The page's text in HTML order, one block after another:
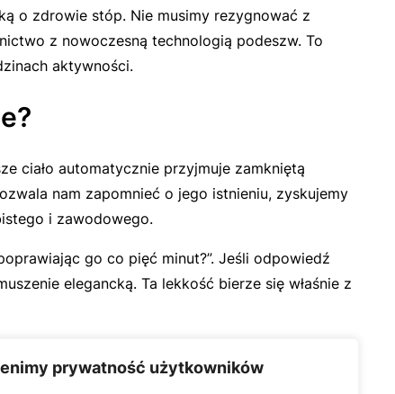
prywatność użytkowników
o zdrowie stóp. Nie musimy rezygnować z
z nowoczesną technologią podeszw. To
aktywności.
ciało automatycznie przyjmuje zamkniętą
nam zapomnieć o jego istnieniu, zyskujemy
i zawodowego.
go co pięć minut?”. Jeśli odpowiedź
elegancką. Ta lekkość bierze się właśnie z